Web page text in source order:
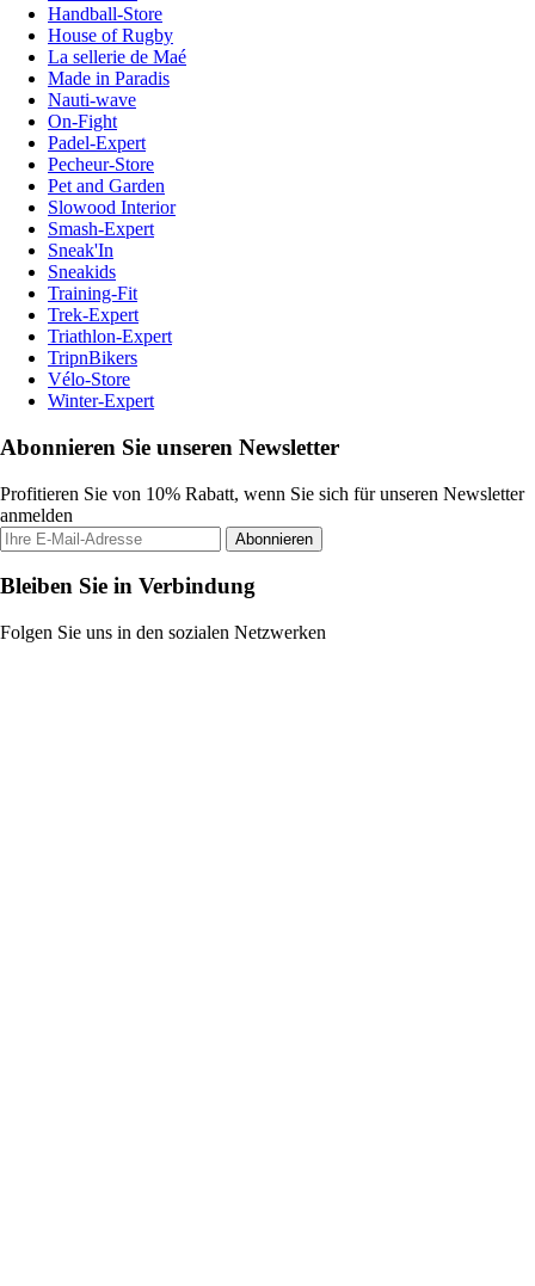
Handball-Store
House of Rugby
La sellerie de Maé
Made in Paradis
Nauti-wave
On-Fight
Padel-Expert
Pecheur-Store
Pet and Garden
Slowood Interior
Smash-Expert
Sneak'In
Sneakids
Training-Fit
Trek-Expert
Triathlon-Expert
TripnBikers
Vélo-Store
Winter-Expert
Abonnieren Sie unseren Newsletter
Profitieren Sie von 10% Rabatt, wenn Sie sich für unseren Newsletter
anmelden
Abonnieren
Bleiben Sie in Verbindung
Folgen Sie uns in den sozialen Netzwerken